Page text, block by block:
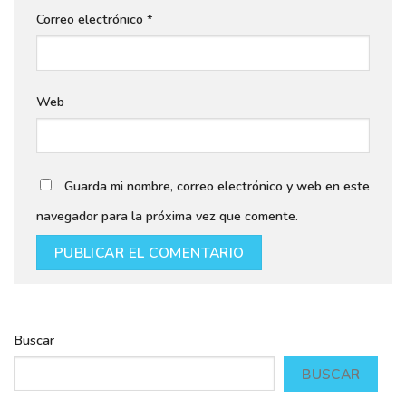
Correo electrónico *
Web
Guarda mi nombre, correo electrónico y web en este
navegador para la próxima vez que comente.
Buscar
BUSCAR